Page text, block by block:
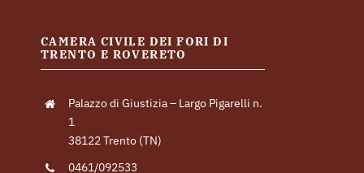
CAMERA CIVILE DEI FORI DI
TRENTO E ROVERETO
Palazzo di Giustizia – Largo Pigarelli n.
1
38122 Trento (TN)
0461/092533